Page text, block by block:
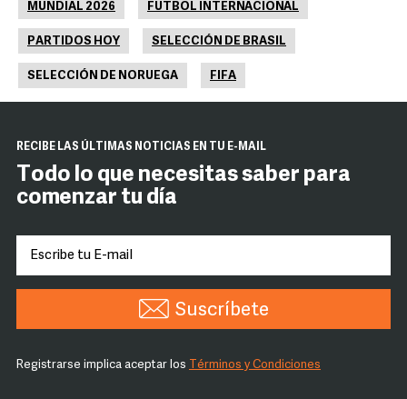
MUNDIAL 2026 FUTBOL INTERNACIONAL
PARTIDOS HOY SELECCIÓN DE BRASIL
SELECCIÓN DE NORUEGA FIFA
RECIBE LAS ÚLTIMAS NOTICIAS EN TU E-MAIL
Todo lo que necesitas saber para
comenzar tu día
Suscríbete
Registrarse implica aceptar los Términos y Condiciones